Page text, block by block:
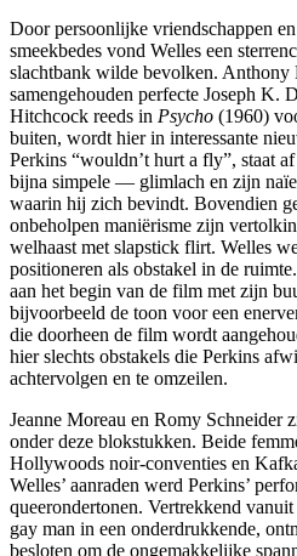
Door persoonlijke vriendschappen
smeekbedes vond Welles een
slachtbank wilde bevolken. Anthony
samengehouden perfecte Joseph K.
Hitchcock reeds in Psycho (1960)
buiten, wordt hier in interessante
Perkins “wouldn’t hurt a fly”, staat
bijna simpele — glimlach en zijn
waarin hij zich bevindt. Bovendien
onbeholpen maniërisme zijn
welhaast met slapstick flirt. Welles
positioneren als obstakel in de
aan het begin van de film met zijn
bijvoorbeeld de toon voor een
die doorheen de film wordt
hier slechts obstakels die Perkins
achtervolgen en te omzeilen.
Jeanne Moreau en Romy Schneider
onder deze blokstukken. Beide
Hollywoods noir-conventies en
Welles’ aanraden werd Perkins’
queerondertonen. Vertrekkend
gay man in een onderdrukkende,
besloten om de ongemakkelijke